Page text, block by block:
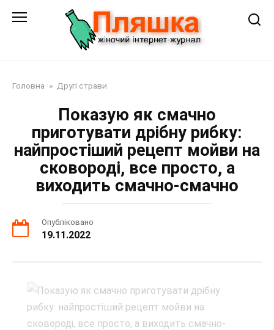
Головна » Другі страви
Показую як смачно
приготувати дрібну рибку:
найпростіший рецепт мойви на
сковороді, все просто, а
виходить смачно-смачно
Опубліковано
19.11.2022